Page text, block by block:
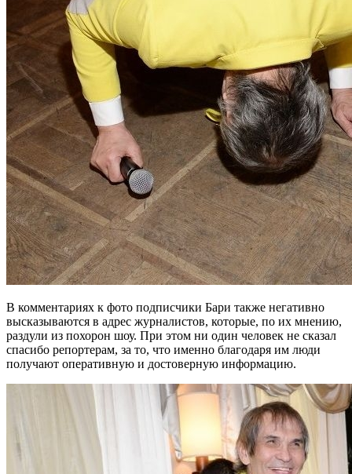
В комментариях к фото подписчики Бари также негативно
высказываются в адрес журналистов, которые, по их мнению,
раздули из похорон шоу. При этом ни один человек не сказал
спасибо репортерам, за то, что именно благодаря им люди
получают оперативную и достоверную информацию.